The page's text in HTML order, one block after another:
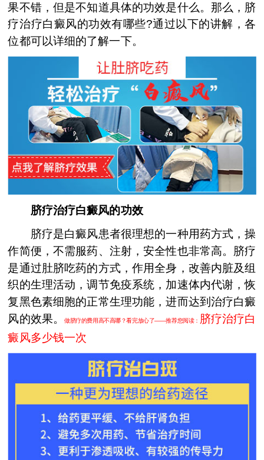
果不错，但是不知道具体的功效是什么。那么，脐
疗治疗白癜风的功效有哪些?通过以下的讲解，各
位都可以详细的了解一下。
脐疗治疗白癜风的功效
脐疗是白癜风患者很理想的一种用药方式，操
作简便，不需服药、注射，安全性也非常高。脐疗
是通过肚脐吃药的方式，作用全身，改善内脏及组
织的生理活动，调节免疫系统，加速体内代谢，恢
复黑色素细胞的正常生理功能，进而达到治疗白癜
风的效果。做脐疗的费用高不高哪？看完放心了——推荐您阅读： 脐疗治疗白
癜风多少钱一次